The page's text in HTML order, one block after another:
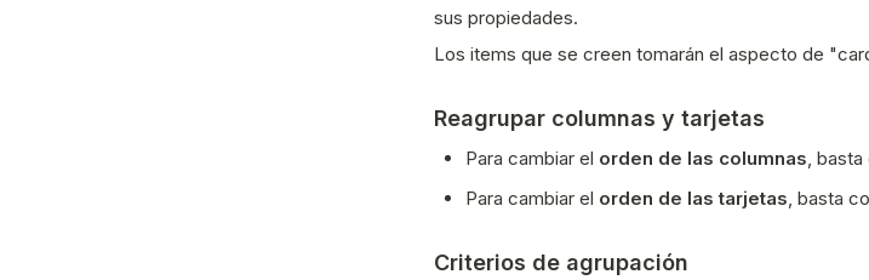
sus propiedades.
Los items que se creen tomarán el aspecto de
Reagrupar columnas y tarjetas
Para cambiar el orden de las columnas ,
Para cambiar el orden de las tarjetas, basta
Criterios de agrupación